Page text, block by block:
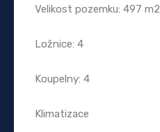
Velikost pozemku: 497 m2
Ložnice: 4
Koupelny: 4
Klimatizace